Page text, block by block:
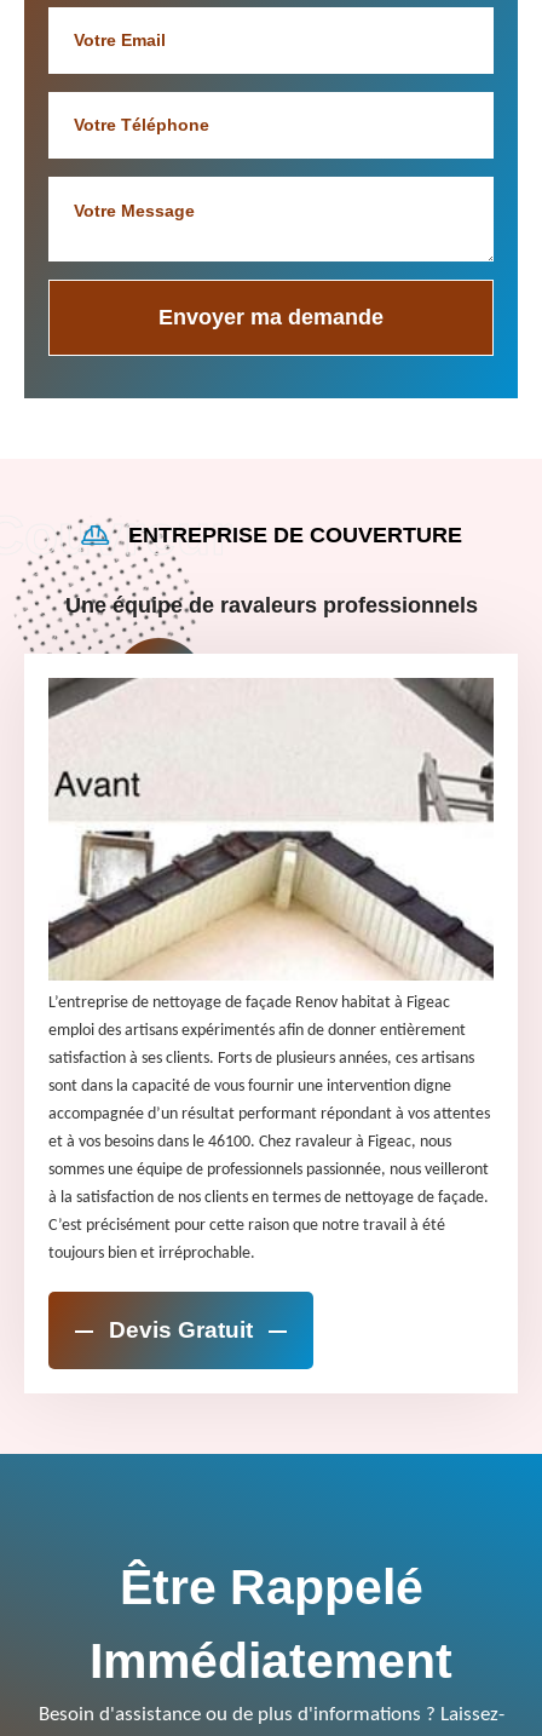
ENTREPRISE DE COUVERTURE
Une équipe de ravaleurs professionnels
L’entreprise de nettoyage de façade Renov habitat à Figeac
emploi des artisans expérimentés afin de donner entièrement
satisfaction à ses clients. Forts de plusieurs années, ces artisans
sont dans la capacité de vous fournir une intervention digne
accompagnée d’un résultat performant répondant à vos attentes
et à vos besoins dans le 46100. Chez ravaleur à Figeac, nous
sommes une équipe de professionnels passionnée, nous veilleront
à la satisfaction de nos clients en termes de nettoyage de façade.
C’est précisément pour cette raison que notre travail à été
toujours bien et irréprochable.
Devis Gratuit
Être Rappelé
Immédiatement
Besoin d'assistance ou de plus d'informations ? Laissez-